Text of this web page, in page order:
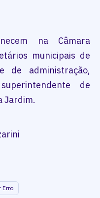
na Câmara
municipais de
de administração,
de
Jardim.
Erro